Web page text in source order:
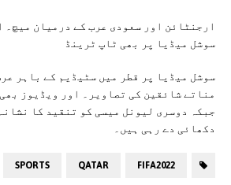
ارجنٹائن اور سعودی عرب کے درمیان میچ۔
سوشل میڈیا پر بھی ٹاپ ٹرینڈ
سوشل میڈیا پر قطر میں سٹیڈیم کے باہر
مناتے شائقین کی تصاویر۔ اور ویڈیوز
جبکہ دوسری لیونل میسی کو تنقید کا
دکھائی دے رہی ہیں۔
FIFA2022
QATAR
SPORTS